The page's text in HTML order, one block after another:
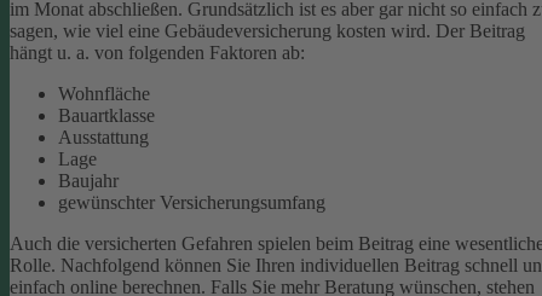
im Monat abschließen. Grundsätzlich ist es aber gar nicht so einfach
sagen, wie viel eine Gebäudeversicherung kosten wird. Der Beitrag
hängt u. a. von folgenden Faktoren ab:
Wohnfläche
Bauartklasse
Ausstattung
Lage
Baujahr
gewünschter Versicherungsumfang
Auch die versicherten Gefahren spielen beim Beitrag eine
Rolle. Nachfolgend können Sie Ihren individuellen Beitrag schnell
einfach online berechnen. Falls Sie mehr Beratung wünschen, stehen